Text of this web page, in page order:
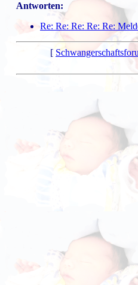
Antworten:
Re: Re: Re: Re: Re:
[